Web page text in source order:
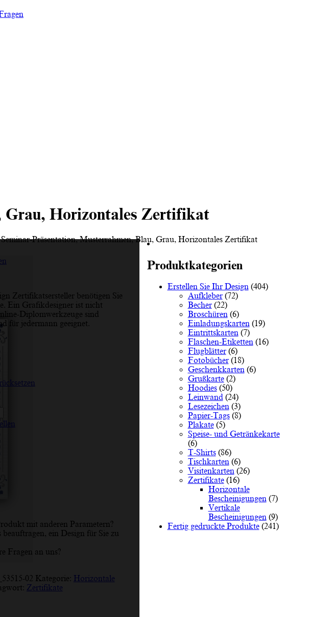
Grau, Horizontales Zertifikat
Präsentation, Musterrahmen, Blau, Grau, Horizontales Zertifikat
Zertifikatsersteller benötigen Sie
Ein Grafikdesigner ist nicht
Diplomwerkzeuge sind
für jedermann geeignet.
mit anderen Parametern?
beauftragen, ein Design für Sie zu
Fragen an uns?
02 Kategorie: Horizontale
Zertifikate
Produktkategorien
Erstellen Sie Ihr Design (404)
Aufkleber (72)
Becher (22)
Broschüren (6)
Einladungskarten (19)
Eintrittskarten (7)
Flaschen-Etiketten (16)
Flugblätter (6)
Fotobücher (18)
Geschenkkarten (6)
Grußkarte (2)
Hoodies (50)
Leinwand (24)
Lesezeichen (3)
Papier-Tags (8)
Plakate (5)
Speise- und Getränkekarte
(6)
T-Shirts (86)
Tischkarten (6)
Visitenkarten (26)
Zertifikate (16)
Horizontale
Bescheinigungen (7)
Vertikale
Bescheinigungen (9)
Fertig gedruckte Produkte (241)